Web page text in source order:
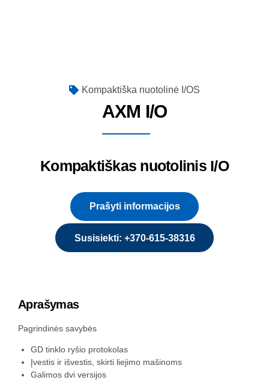
Kompaktiška nuotolinė I/OS
AXM I/O
Kompaktiškas nuotolinis I/O
Prašyti informacijos
Susisiekti: +370-615-38316
Aprašymas
Pagrindinės savybės
GD tinklo ryšio protokolas
Įvestis ir išvestis, skirti liejimo mašinoms
Galimos dvi versijos